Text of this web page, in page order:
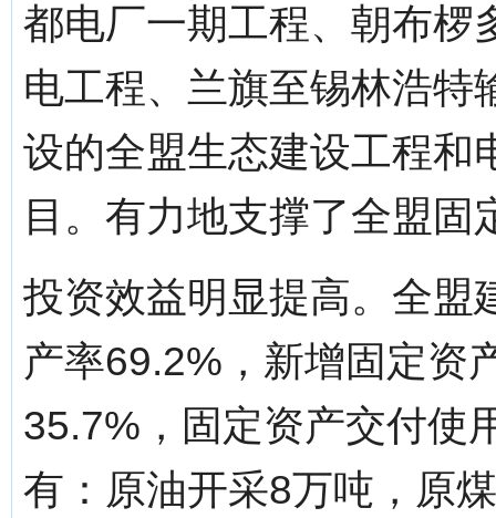
都电厂一期工程、朝布椤
电工程、兰旗至锡林浩特
设的全盟生态建设工程和
目。有力地支撑了全盟
投资效益明显提高。全盟
产率69.2%，新增固定资
35.7%，固定资产交付使
有：原油开采8万吨，原